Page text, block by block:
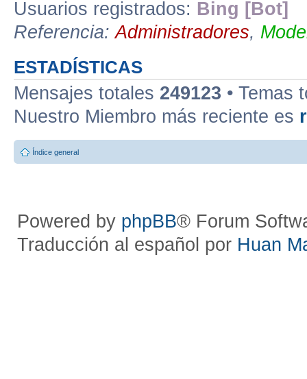
Usuarios registrados: Bing [Bot]
Referencia:Administradores,
ESTADÍSTICAS
Mensajes totales 249123 • Temas
Nuestro Miembro más reciente es
Índice general
Powered by phpBB® Forum
Traducción al español por Huan